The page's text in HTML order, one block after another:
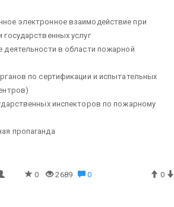
электронное взаимодействие при
государственных услуг
деятельности в области пожарной
по сертификации и испытательных
инспекторов по пожарному
пропаганда
0 2689 0
0